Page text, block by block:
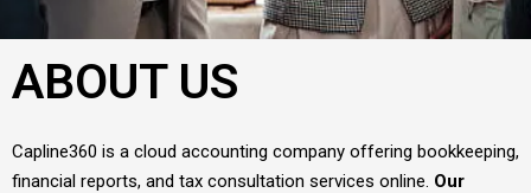
ABOUT US
Capline360 is a cloud accounting company offering bookkeeping,
financial reports, and tax consultation services online. Our